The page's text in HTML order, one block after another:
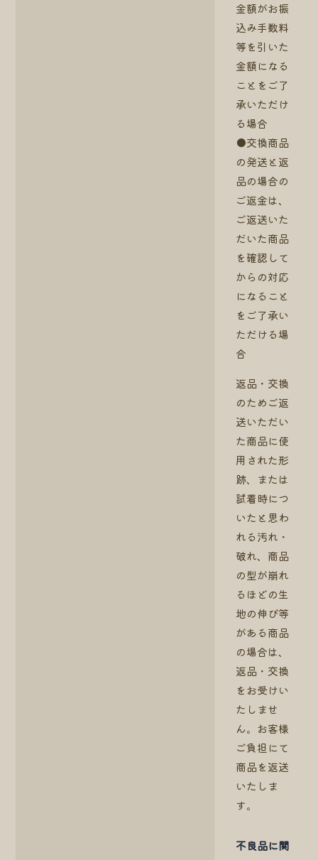
金額がお振
込み手数料
等を引いた
金額になる
ことをご了
承いただけ
る場合
●交換商品
の発送と返
品の場合の
ご返金は、
ご返送いた
だいた商品
を確認して
からの対応
になること
をご了承い
ただける場
合
返品・交換
のためご返
送いただい
た商品に使
用された形
跡、または
試着時につ
いたと思わ
れる汚れ・
破れ、商品
の型が崩れ
るほどの生
地の伸び等
がある商品
の場合は、
返品・交換
をお受けい
たしませ
ん。お客様
ご負担にて
商品を返送
いたしま
す。
不良品に関